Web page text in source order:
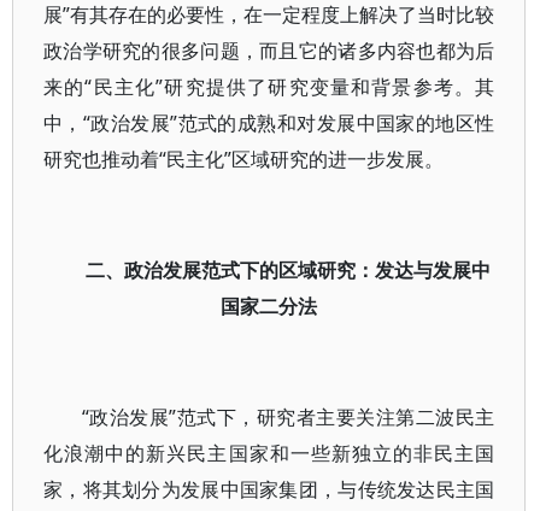
展”有其存在的必要性，在一定程度上解决了当时比较
政治学研究的很多问题，而且它的诸多内容也都为后
来的“民主化”研究提供了研究变量和背景参考。其
中，“政治发展”范式的成熟和对发展中国家的地区性
研究也推动着“民主化”区域研究的进一步发展。
二、政治发展范式下的区域研究：发达与发展中
国家二分法
“政治发展”范式下，研究者主要关注第二波民主
化浪潮中的新兴民主国家和一些新独立的非民主国
家，将其划分为发展中国家集团，与传统发达民主国